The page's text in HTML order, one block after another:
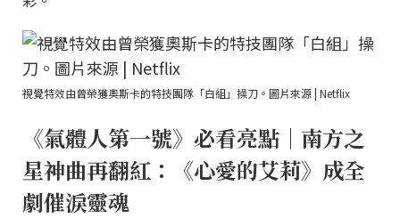
視覺特效由曾榮獲奧斯卡的特技團隊「白組」操刀。圖片來源 | Netflix
《氣體人第一號》必看亮點｜南方之
星神曲再翻紅：《心愛的艾莉》成全
劇催淚靈魂